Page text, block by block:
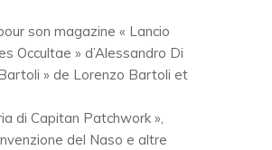
son magazine « Lancio
Occultae » d’Alessandro Di
» de Lorenzo Bartoli et
di Capitan Patchwork »,
del Naso e altre